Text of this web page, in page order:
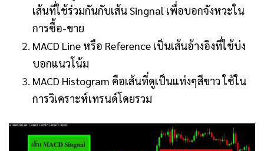
เส้นที่ใช้ร่วมกันกับเส้น Singnal เพื่อบอกจังหวะใน
การซื้อ-ขาย
MACD Line หรือ Reference เป็นเส้นอ้างอิงที่ใช้บ่ง
บอกแนวโน้ม
MACD Histogram คือเส้นที่ดูเป็นแท่งๆสีขาว ใช้ใน
การวิเคราะห์เทรนด์โดยรวม